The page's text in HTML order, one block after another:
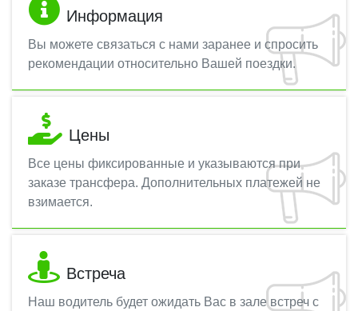
Информация
Вы можете связаться с нами заранее и спросить
рекомендации относительно Вашей поездки.
Цены
Все цены фиксированные и указываются при
заказе трансфера. Дополнительных платежей не
взимается.
Встреча
Наш водитель будет ожидать Вас в зале встреч с